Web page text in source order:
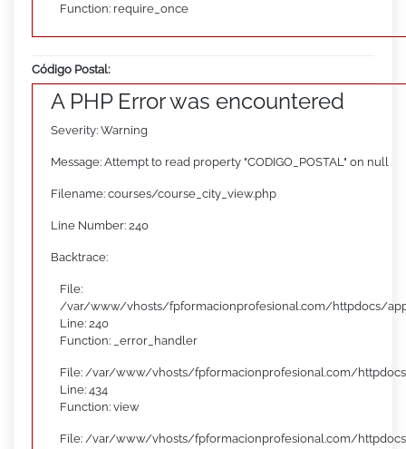
Function: require_once
Código Postal:
A PHP Error was encountered
Severity: Warning
Message: Attempt to read property "CODIGO_POSTAL" on null
Filename: courses/course_city_view.php
Line Number: 240
Backtrace:
File:
/var/www/vhosts/fpformacionprofesional.com/httpdocs/
Line: 240
Function: _error_handler
File: /var/www/vhosts/fpformacionprofesional.com/
Line: 434
Function: view
File: /var/www/vhosts/fpformacionprofesional.com/